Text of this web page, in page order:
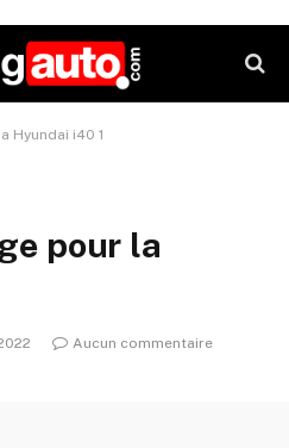
Hyundai i40 1
pour la
Aucun commentaire